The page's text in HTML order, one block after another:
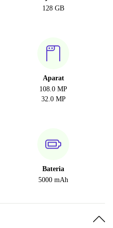
128 GB
Aparat
108.0 MP
32.0 MP
Bateria
5000 mAh